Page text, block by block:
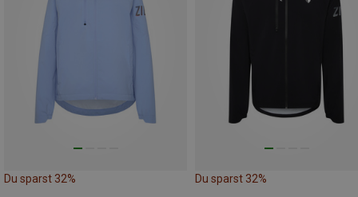
Du sparst 32% Du sparst 32%